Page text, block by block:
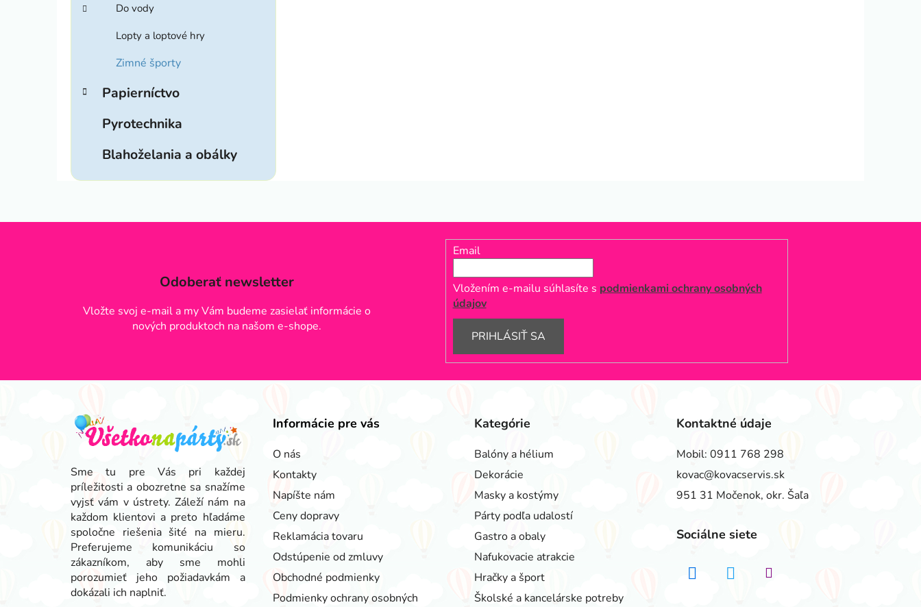
Do vody
Lopty a loptové hry
Zimné športy
Papierníctvo
Pyrotechnika
Blahoželania a obálky
Odoberať newsletter
Vložte svoj e-mail a my Vám budeme zasielať informácie o
nových produktoch na našom e-shope.
Email
Vložením e-mailu súhlasíte s podmienkami ochrany osobných
údajov
PRIHLÁSIŤ SA
Sme tu pre Vás pri každej
príležitosti a obozretne sa snažíme
vyjsť vám v ústrety. Záleží nám na
každom klientovi a preto hľadáme
spoločne riešenia šité na mieru.
Preferujeme komunikáciu so
zákazníkom, aby sme mohli
porozumieť jeho požiadavkám a
dokázali ich naplniť.
Informácie pre vás
O nás
Kontakty
Napíšte nám
Ceny dopravy
Reklamácia tovaru
Odstúpenie od zmluvy
Obchodné podmienky
Podmienky ochrany osobných
Kategórie
Balóny a hélium
Dekorácie
Masky a kostýmy
Párty podľa udalostí
Gastro a obaly
Nafukovacie atrakcie
Hračky a šport
Školské a kancelárske potreby
Kontaktné údaje
Mobil: 0911 768 298
kovac@kovacservis.sk
951 31 Močenok, okr. Šaľa
Sociálne siete